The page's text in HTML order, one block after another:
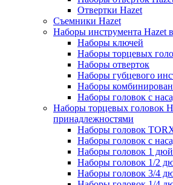
Отвертки Hazet
Съемники Hazet
Наборы инструмента Hazet
Наборы ключей
Наборы торцевых
Наборы отверток
Наборы губцевого
Наборы
Наборы головок с
Наборы торцевых головок
принадлежностями
Наборы головок
Наборы головок с
Наборы головок 1
Наборы головок 1/2
Наборы головок 3/4